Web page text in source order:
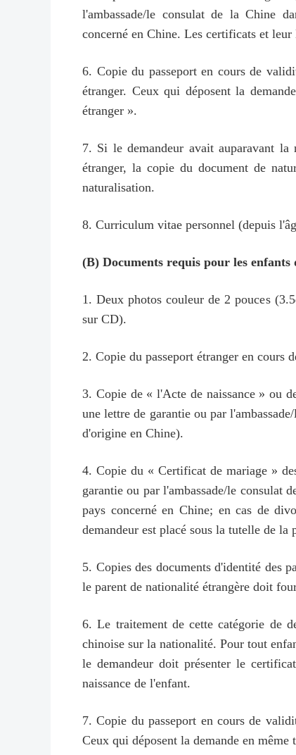
l'ambassade/le consulat de la Chine
concerné en Chine. Les certificats et
6. Copie du passeport en cours de
étranger. Ceux qui déposent la
étranger ».
7. Si le demandeur avait auparavant
étranger, la copie du document de
naturalisation.
8. Curriculum vitae personnel (depuis
(B) Documents requis pour les enfants
1. Deux photos couleur de 2 pouces
sur CD).
2. Copie du passeport étranger en cours
3. Copie de « l'Acte de naissance » ou
une lettre de garantie ou par
d'origine en Chine).
4. Copie du « Certificat de mariage »
garantie ou par l'ambassade/le consulat
pays concerné en Chine; en cas de
demandeur est placé sous la tutelle de la
5. Copies des documents d'identité des
le parent de nationalité étrangère doit
6. Le traitement de cette catégorie de
chinoise sur la nationalité. Pour tout
le demandeur doit présenter le
naissance de l'enfant.
7. Copie du passeport en cours de
Ceux qui déposent la demande en